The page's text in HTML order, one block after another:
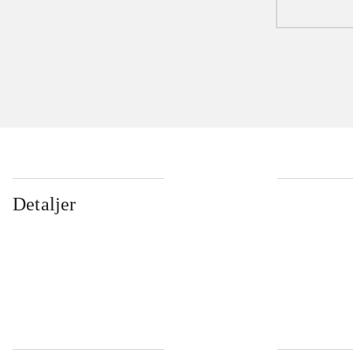
Detaljer